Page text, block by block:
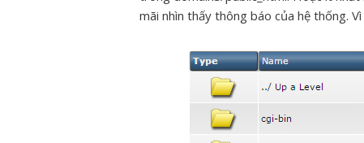
mãi nhìn thấy thông báo của hệ thống.